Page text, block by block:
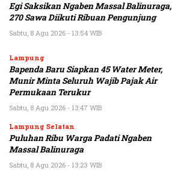
Egi Saksikan Ngaben Massal Balinuraga,
270 Sawa Diikuti Ribuan Pengunjung
Sabtu, 8 Agu 2026 - 13:54 WIB
Lampung
Bapenda Baru Siapkan 45 Water Meter,
Munir Minta Seluruh Wajib Pajak Air
Permukaan Terukur
Sabtu, 8 Agu 2026 - 13:47 WIB
Lampung Selatan
Puluhan Ribu Warga Padati Ngaben
Massal Balinuraga
Sabtu, 8 Agu 2026 - 13:23 WIB